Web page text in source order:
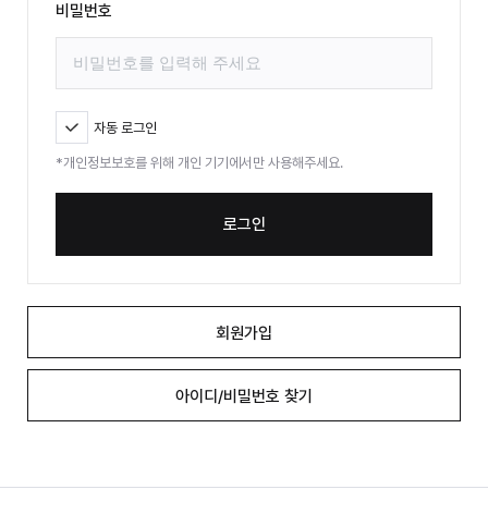
비밀번호
자동 로그인
*개인정보보호를 위해 개인 기기에서만 사용해주세요.
로그인
회원가입
아이디/비밀번호 찾기